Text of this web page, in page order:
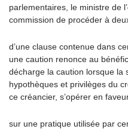
parlementaires, le ministre de
commission de procéder à
d’une clause contenue dans
une caution renonce au
décharge la caution lorsque la
hypothèques et privilèges du
ce créancier, s’opérer en
sur une pratique utilisée par